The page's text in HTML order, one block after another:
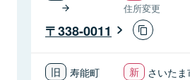
住所変更
338-0011
寿能町 さいた